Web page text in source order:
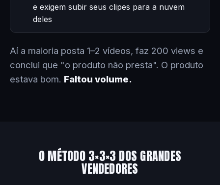
e exigem subir seus clipes para a nuvem
deles
Aí a maioria posta 1–2 vídeos, faz 200 views e
conclui que "o produto não presta". O produto
estava bom. Faltou volume.
O MÉTODO 3×3×3 DOS GRANDES
VENDEDORES